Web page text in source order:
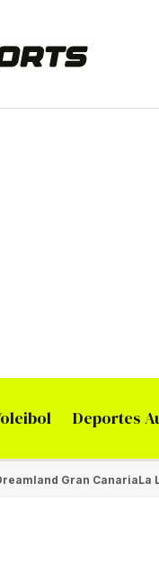
Deportes
Gran CanariaLa